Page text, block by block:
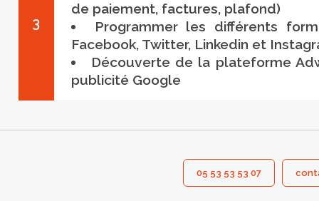
3
de paiement, factures, plafond)
Programmer les différents
Facebook, Twitter, Linkedin et
Découverte de la plateforme
publicité Google
05 53 53 53 07